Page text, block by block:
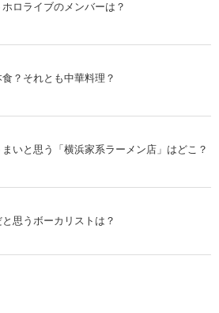
ロライブのメンバーは？
？それとも中華料理？
いと思う「横浜家系ラーメン店」はどこ？
思うボーカリストは？